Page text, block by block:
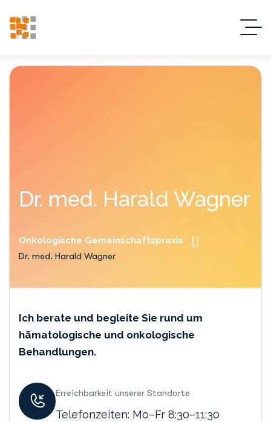
Dr. med. Harald Wagner
Onkologische Gemeinschaftspraxis
Dr. med. Harald Wagner
Ich berate und begleite Sie rund um
hämatologische und onkologische
Behandlungen.
Erreichbarkeit unserer Standorte
Telefonzeiten: Mo–Fr 8:30–11:30